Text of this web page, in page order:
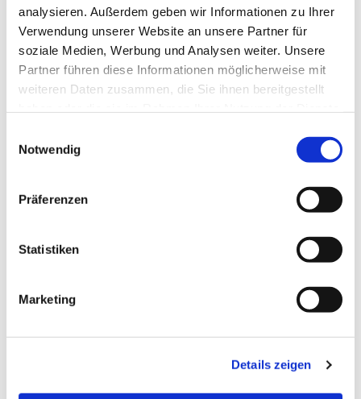
analysieren. Außerdem geben wir Informationen zu Ihrer
Verwendung unserer Website an unsere Partner für
soziale Medien, Werbung und Analysen weiter. Unsere
Partner führen diese Informationen möglicherweise mit
weiteren Daten zusammen, die Sie ihnen bereitgestellt
Notwendig
Präferenzen
Statistiken
Marketing
Details zeigen
Dies könnte Sie auch